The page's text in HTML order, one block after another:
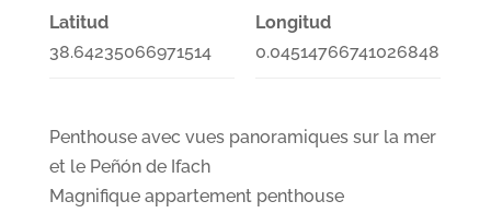
Latitud
38.64235066971514
Longitud
0.04514766741026848
Penthouse avec vues panoramiques sur la mer
et le Peñón de Ifach
Magnifique appartement penthouse